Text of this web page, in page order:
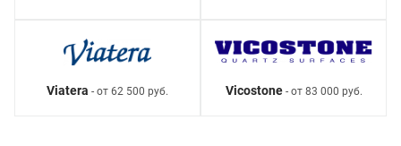
Viatera - от 62 500 руб. Vicostone- от 83 000 руб.